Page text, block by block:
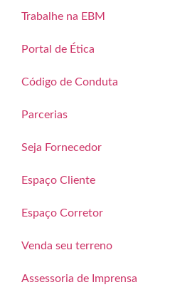
Trabalhe na EBM
Portal de Ética
Código de Conduta
Parcerias
Seja Fornecedor
Espaço Cliente
Espaço Corretor
Venda seu terreno
Assessoria de Imprensa